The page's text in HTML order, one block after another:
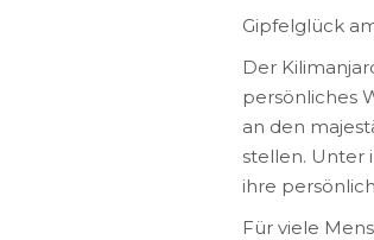
Gipfelglück
Der
persönliches
an den
stellen. Unter
ihre
Für viele